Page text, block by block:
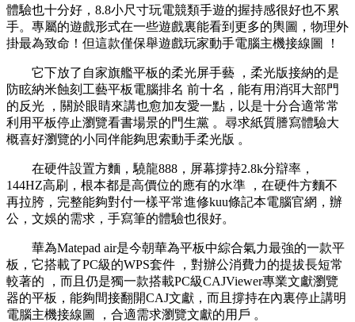
體驗也十分好，8.8小尺寸玩電競類手遊的握持感很好也不累
手 。專屬的遊戲形式在一些遊戲裏能看到更多的輿圖，物理外
掛最為致命！但這款僅保舉遊戲玩家動手電腦主機接線圖 ！
它下放了自家旗艦平板的柔光屏手藝 ，柔光版接納的是
防眩納米蝕刻工藝平板電腦排名 前十名，能有用消弭大部門
的反光 ，關於眼睛來講也愈加友愛一點，以是十分合適常常
利用平板停止瀏覽看書場景的門生黨 。尋求紙質謄寫體驗大
概喜好瀏覽的小同伴能夠思索動手柔光版 。
在硬件設置方麵，驍龍888，屏幕撐持2.8k分辯率 ，
144HZ高刷，根本都是高價位的應有的水準 ，在硬件方麵不
再拉胯 ，完整能夠對付一樣平常進修kuu條記本電腦官網，辦
公，文娛的需求，手寫筆的體驗也很好。
華為Matepad air是今朝華為平板中綜合氣力最強的一款平
板，它搭載了PC級的WPS套件 ，對辦公消費力的提拔長短常
較著的 ，而且仍是獨一款搭載PC級CAJViewer專業文獻瀏覽
器的平板，能夠間接翻開CAJ文獻，而且撐持在內裏停止講明
電腦主機接線圖  ，合適需求瀏覽文獻的用戶 。